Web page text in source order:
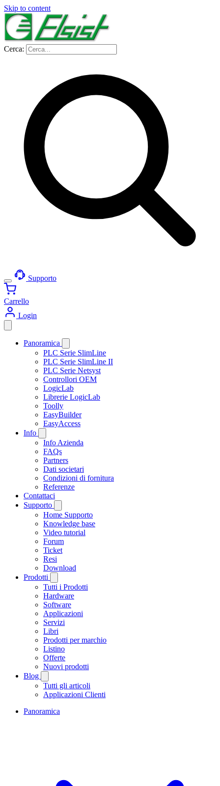
Skip to content
Cerca:
Supporto
Carrello
Login
Panoramica
PLC Serie SlimLine
PLC Serie SlimLine II
PLC Serie Netsyst
Controllori OEM
LogicLab
Librerie LogicLab
Toolly
EasyBuilder
EasyAccess
Info
Info Azienda
FAQs
Partners
Dati societari
Condizioni di fornitura
Referenze
Contattaci
Supporto
Home Supporto
Knowledge base
Video tutorial
Forum
Ticket
Resi
Download
Prodotti
Tutti i Prodotti
Hardware
Software
Applicazioni
Servizi
Libri
Prodotti per marchio
Listino
Offerte
Nuovi prodotti
Blog
Tutti gli articoli
Applicazioni Clienti
Panoramica